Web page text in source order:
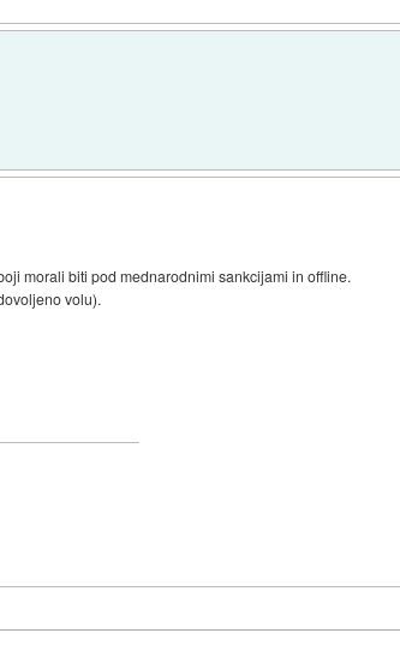
morali biti pod mednarodnimi sankcijami in offline.
volu).